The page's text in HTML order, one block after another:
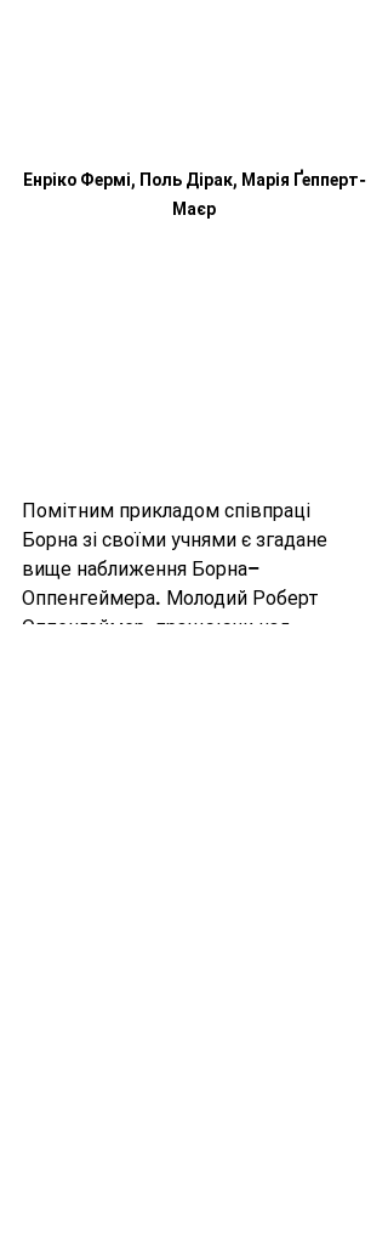
Енріко Фермі, Поль Дірак, Марія Ґепперт-
Маєр
Помітним прикладом співпраці
Борна зі своїми учнями є згадане
вище наближення Борна–
Оппенгеймера. Молодий Роберт
Оппенгеймер, працюючи над